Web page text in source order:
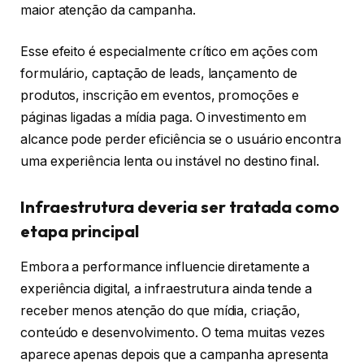
maior atenção da campanha.
Esse efeito é especialmente crítico em ações com
formulário, captação de leads, lançamento de
produtos, inscrição em eventos, promoções e
páginas ligadas a mídia paga. O investimento em
alcance pode perder eficiência se o usuário encontra
uma experiência lenta ou instável no destino final.
Infraestrutura deveria ser tratada como
etapa principal
Embora a performance influencie diretamente a
experiência digital, a infraestrutura ainda tende a
receber menos atenção do que mídia, criação,
conteúdo e desenvolvimento. O tema muitas vezes
aparece apenas depois que a campanha apresenta